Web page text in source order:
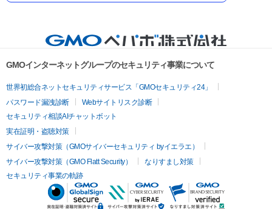
GMOインターネットグループのセキュリティ事業について
世界初総合ネットセキュリティサービス「GMOセキュリティ24」
パスワード漏洩診断
Webサイトリスク診断
セキュリティ相談AIチャットボット
実在証明・盗聴対策
サイバー攻撃対策（GMOサイバーセキュリティ byイエラエ）
サイバー攻撃対策（GMO Flatt Security）
なりすまし対策
セキュリティ事業の軌跡